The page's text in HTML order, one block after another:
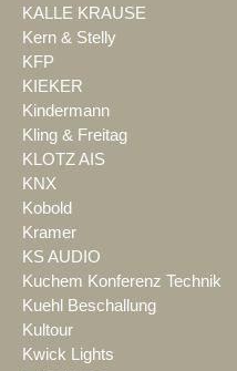
KALLE KRAUSE
Kern & Stelly
KFP
KIEKER
Kindermann
Kling & Freitag
KLOTZ AIS
KNX
Kobold
Kramer
KS AUDIO
Kuchem Konferenz Technik
Kuehl Beschallung
Kultour
Kwick Lights